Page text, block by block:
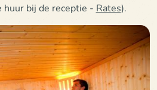
huur bij de receptie - Rates).